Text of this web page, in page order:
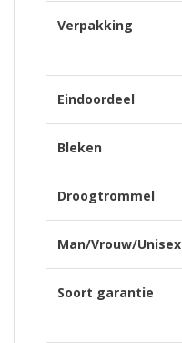
Verpakking
Eindoordeel
Bleken
Droogtrommel
Man/Vrouw/Unisex
Soort garantie